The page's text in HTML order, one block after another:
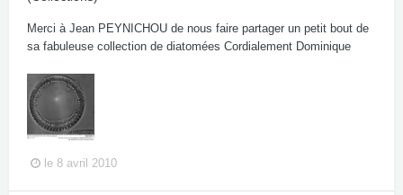
Merci à Jean PEYNICHOU de nous faire partager un petit bout de
sa fabuleuse collection de diatomées Cordialement Dominique
le 8 avril 2010